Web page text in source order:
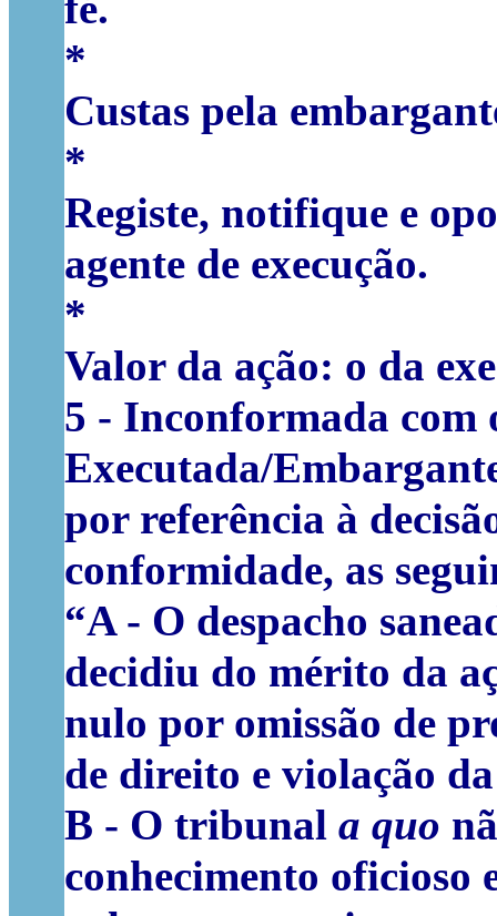
*
Custas pela
*
Registe, notifique e
agente de execução.
*
Valor da ação: o da
5 - Inconformada com
Executada/
por referência à
conformidade, as
“A - O despacho
decidiu do mérito da
nulo por omissão de
de direito e violação
B - O tribunal a quo
conhecimento oficioso